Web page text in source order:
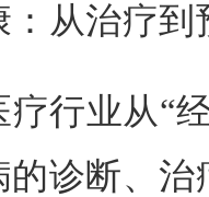
从治疗到
业从“经
诊断、